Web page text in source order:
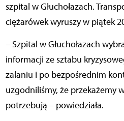
szpital w Głuchołazach.
ciężarówek wyruszy w piątek
– Szpital w Głuchołazach
informacji ze sztabu
zalaniu i po bezpośrednim
uzgodniliśmy, że przekażemy
potrzebują – powiedziała.